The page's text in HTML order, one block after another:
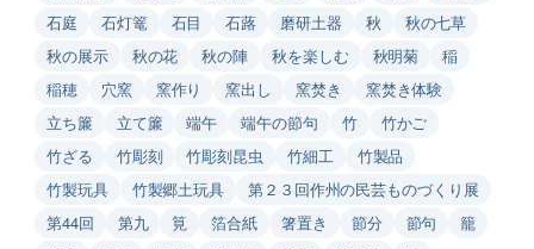
石庭
石灯篭 石目 石蕗 磨研土器 秋
秋の七草
秋の展示
秋の花 秋の陣 秋を楽しむ 秋明菊
稲
稲穂
穴窯 窯作り 窯出し 窯焚き
窯焚き体験
立ち簾
立て簾 端午 端午の節句 竹
竹かご
竹ざる
竹彫刻 竹彫刻昆虫 竹細工
竹製品
竹製玩具
竹製郷土玩具
第２３回作州の民芸ものづくり展
第44回
第九 筧 箔合紙 箸置き 節分 節句
籠